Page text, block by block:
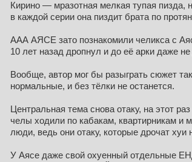
Кирино — мразотная мелкая тупая пизда,
в каждой серии она пиздит брата по
ААА АЯСЕ зато познакомили челикса с
10 лет назад дропнул и до её арки даже
Вообще, автор мог бы разыграть сюжет
нормальные, и без тёлки не останется.
Центральная тема снова отаку, на этот
челы ходили по кабакам, квартирникам и
люди, ведь они отаку, которые дрочат хуи
У Аясе даже свой охуенный отдельные